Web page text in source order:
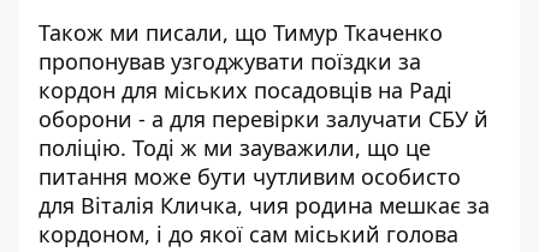
Також ми писали, що Тимур Ткаченко
пропонував узгоджувати поїздки за
кордон для міських посадовців на Раді
оборони - а для перевірки залучати СБУ й
поліцію. Тоді ж ми зауважили, що це
питання може бути чутливим особисто
для Віталія Кличка, чия родина мешкає за
кордоном, і до якої сам міський голова